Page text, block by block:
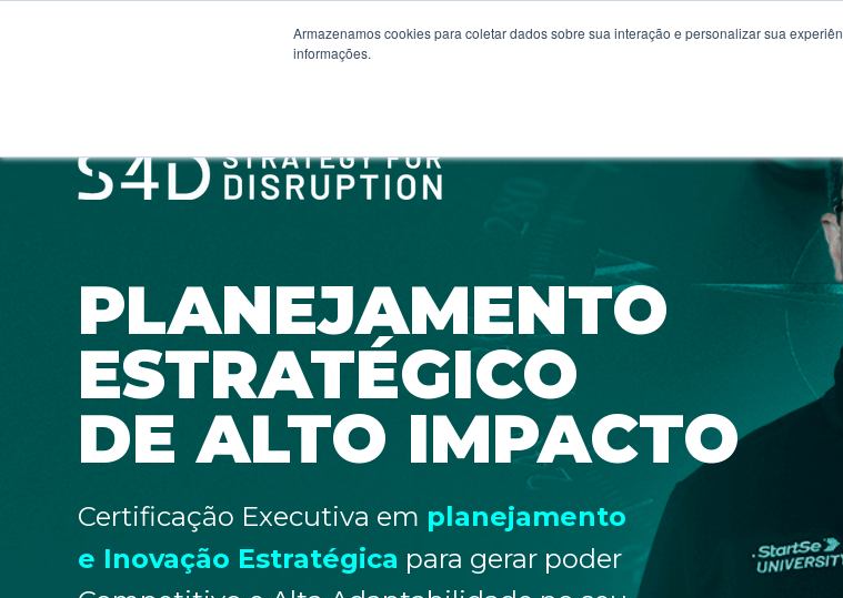
Armazenamos cookies para coletar dados sobre sua interação e personalizar sua
informações.
PLANEJAMENTO
ESTRATÉGICO
DE ALTO IMPACTO
Certificação Executiva em planejamento
e Inovação Estratégica para gerar poder